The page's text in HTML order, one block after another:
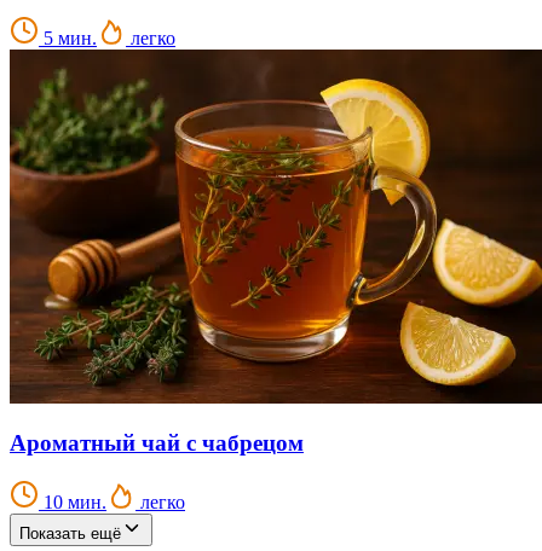
5 мин. легко
Ароматный чай с чабрецом
10 мин. легко
Показать ещё